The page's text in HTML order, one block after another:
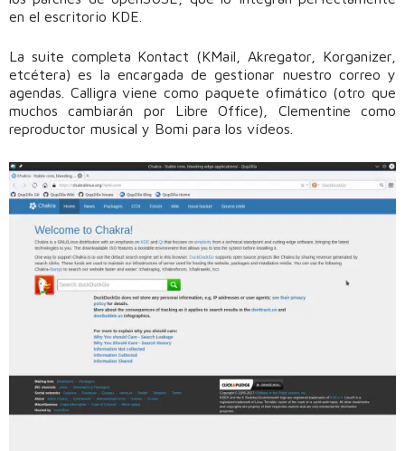
en el escritorio KDE.
La suite completa Kontact (KMail, Akregator, Korganizer,
etcétera) es la encargada de gestionar nuestro correo y
agendas. Calligra viene como paquete ofimático (otro que
muchos cambiarán por Libre Office), Clementine como
reproductor musical y Bomi para los vídeos.